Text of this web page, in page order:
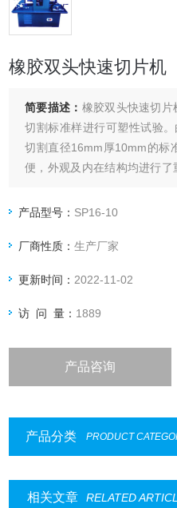
橡胶双头快速切片机
简要描述： 橡胶双头快速切片
切割标准样进行可塑性试验
切割直径16mm厚10mm的标
便，外观及内在结构均进行
产品型号： SP16-10
厂商性质：生产厂家
更新时间： 2022-11-02
访 问 量： 1889
产品咨询
产品分类 PRODUCT
相关文章 RELATED